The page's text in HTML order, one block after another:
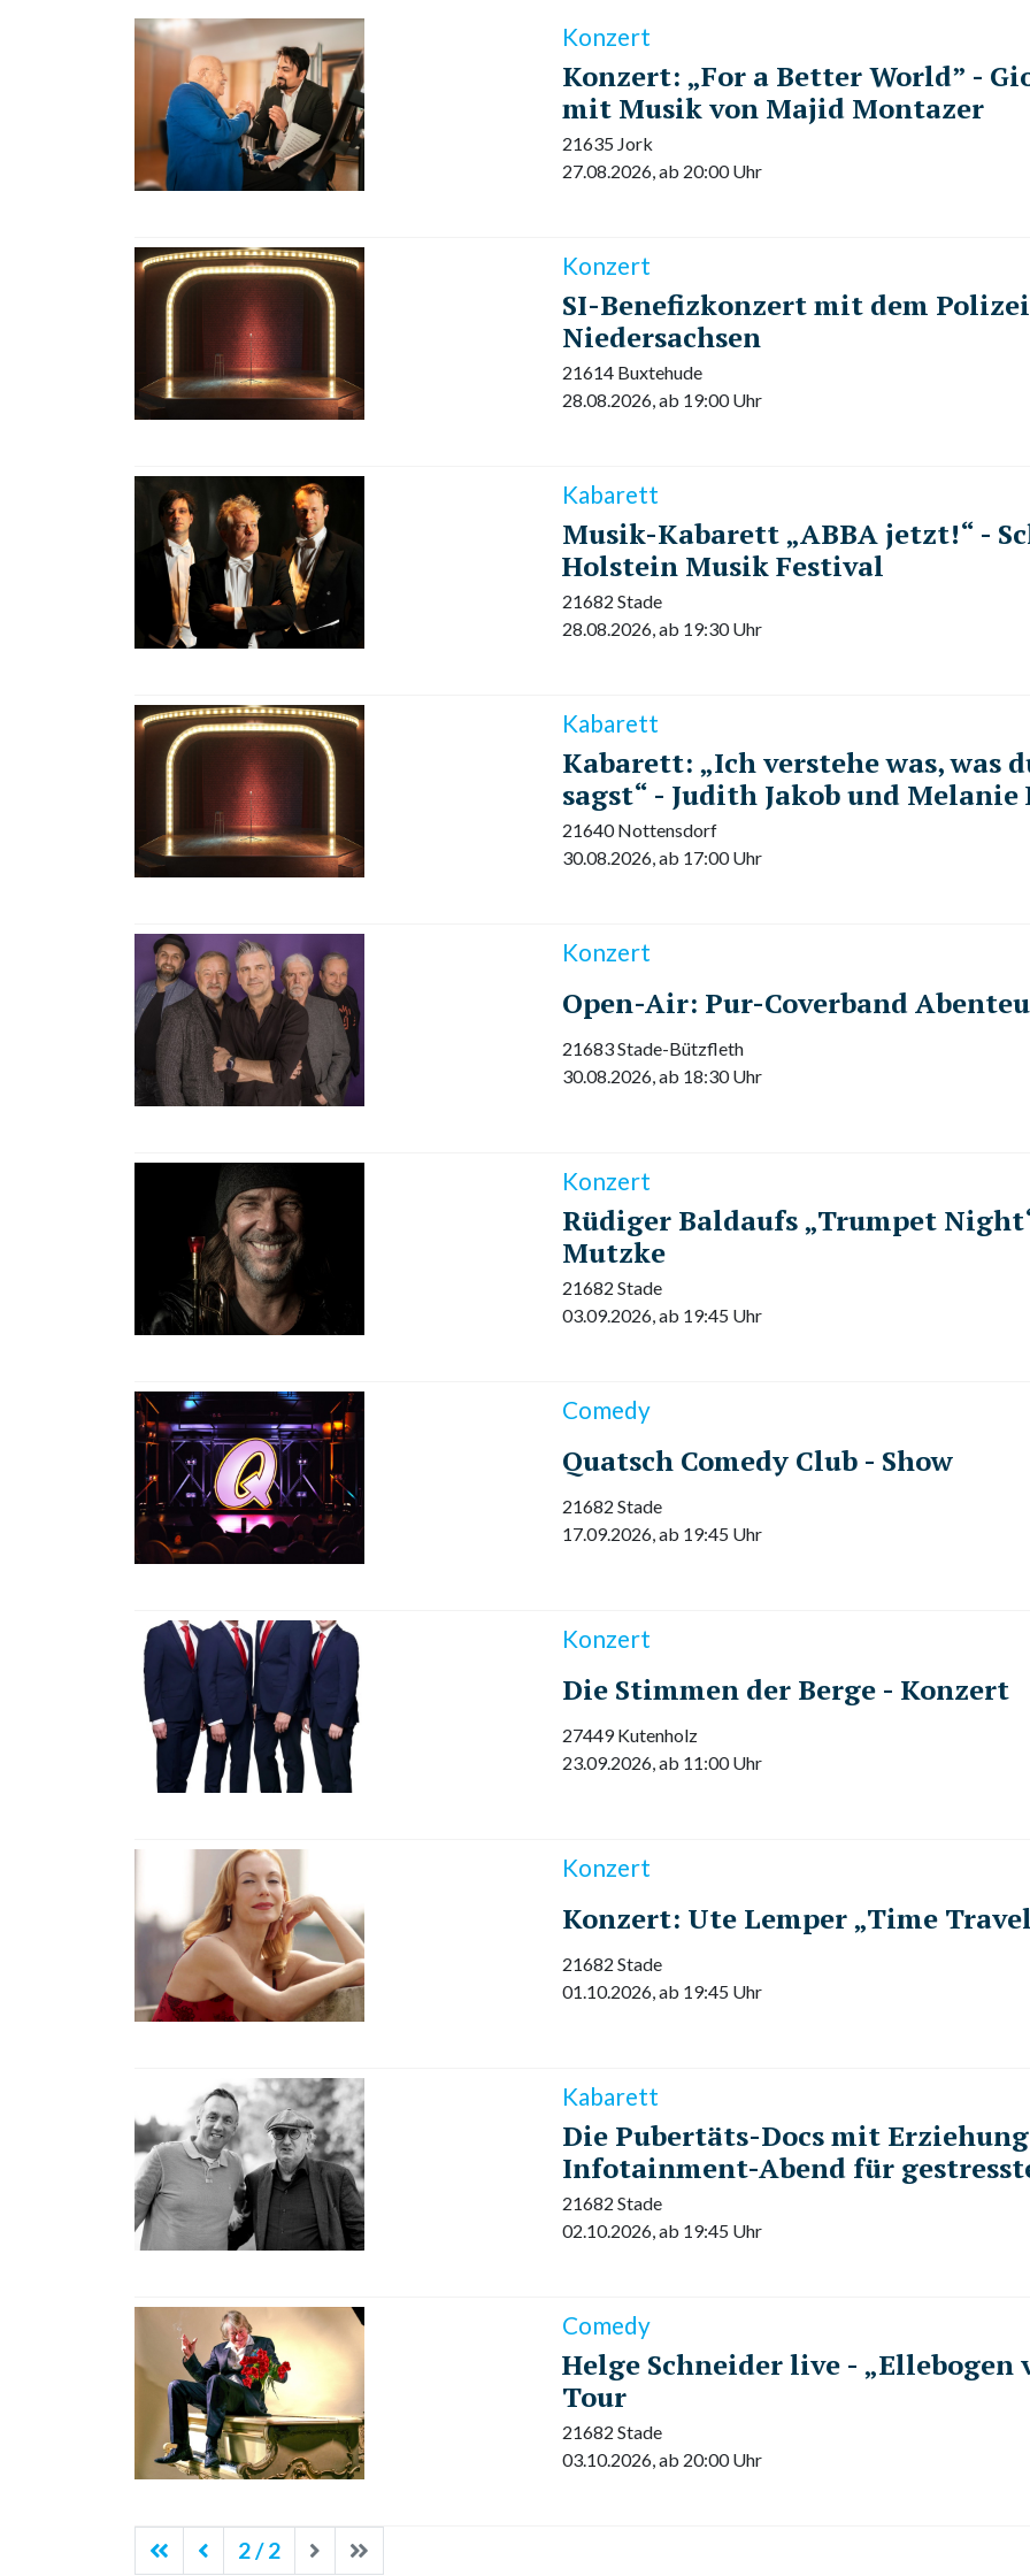
Konzert
Konzert: „For a Better World” -
mit Musik von Majid Montazer
21635 Jork
27.08.2026, ab 20:00 Uhr
Konzert
SI-Benefizkonzert mit dem
Niedersachsen
21614 Buxtehude
28.08.2026, ab 19:00 Uhr
Kabarett
Musik-Kabarett „ABBA jetzt!“ -
Holstein Musik Festival
21682 Stade
28.08.2026, ab 19:30 Uhr
Kabarett
Kabarett: „Ich verstehe was, was
sagst“ - Judith Jakob und Melanie
21640 Nottensdorf
30.08.2026, ab 17:00 Uhr
Konzert
Open-Air: Pur-Coverband
21683 Stade-Bützfleth
30.08.2026, ab 18:30 Uhr
Konzert
Rüdiger Baldaufs „Trumpet
Mutzke
21682 Stade
03.09.2026, ab 19:45 Uhr
Comedy
Quatsch Comedy Club - Show
21682 Stade
17.09.2026, ab 19:45 Uhr
Konzert
Die Stimmen der Berge - Konzert
27449 Kutenholz
23.09.2026, ab 11:00 Uhr
Konzert
Konzert: Ute Lemper „Time
21682 Stade
01.10.2026, ab 19:45 Uhr
Kabarett
Die Pubertäts-Docs mit
Infotainment-Abend für
21682 Stade
02.10.2026, ab 19:45 Uhr
Comedy
Helge Schneider live - „Ellebogen
Tour
21682 Stade
03.10.2026, ab 20:00 Uhr
2 / 2